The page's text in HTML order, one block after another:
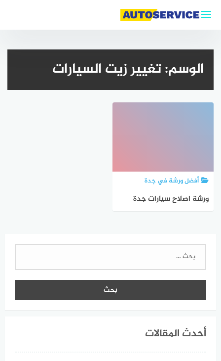
الوسم:تغيير زيت السيارات
أفضل ورشة في جدة
ورشة اصلاح سيارات جدة
البحث
أحدث المقالات